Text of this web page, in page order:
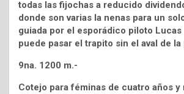
todas las fijochas a reducido
donde son varias la nenas para un
guiada por el esporádico piloto
puede pasar el trapito sin el aval de
9na. 1200 m.-
Cotejo para féminas de cuatro años y